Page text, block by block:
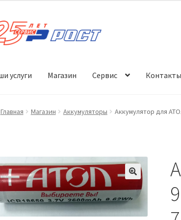
услуги Магазин Сервис Контакты
Главная Магазин Аккумуляторы Аккумулятор для